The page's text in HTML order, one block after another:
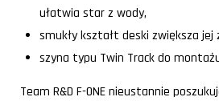
ułatwia star z wody,
smukły kształt deski zwiększa jej
szyna typu Twin Track do
Team R&D F-ONE nieustannie